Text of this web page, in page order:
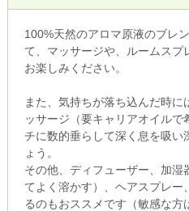
100%天然のアロマ原液のブレ
て、マッサージや、ルームスプ
お楽しみください。
また、気持ちが落ち込んだ時
ッサージ（要キャリアオイルで
チに数的垂らして深く息を吸い
ょう。
その他、ディフューザー、加湿
てよく溶かす）、ヘアスプレー
るのもおススメです（敏感な方